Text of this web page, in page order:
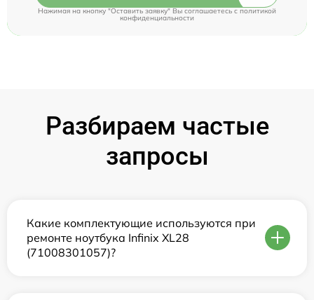
Нажимая на кнопку "Оставить заявку" Вы соглашаетесь cполитикой
конфиденциальности
Разбираем частые
запросы
Какие комплектующие используются при
ремонте ноутбука Infinix XL28
(71008301057)?